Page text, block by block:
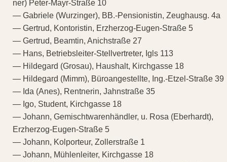
ner) Peter-Mayr-Straße 10
— Gabriele (Wurzinger), BB.-Pensionistin, Zeughausg. 4a
— Gertrud, Kontoristin, Erzherzog-Eugen-Straße 5
— Gertrud, Beamtin, Anichstraße 27
— Hans, Betriebsleiter-Stellvertreter, Igls 113
— Hildegard (Grosau), Haushalt, Kirchgasse 18
— Hildegard (Mimm), Büroangestellte, Ing.-Etzel-Straße 39
— Ida (Anes), Rentnerin, Jahnstraße 35
— Igo, Student, Kirchgasse 18
— Johann, Gemischtwarenhändler, u. Rosa (Eberhardt),
Erzherzog-Eugen-Straße 5
— Johann, Kolporteur, Zollerstraße 1
— Johann, Mühlenleiter, Kirchgasse 18